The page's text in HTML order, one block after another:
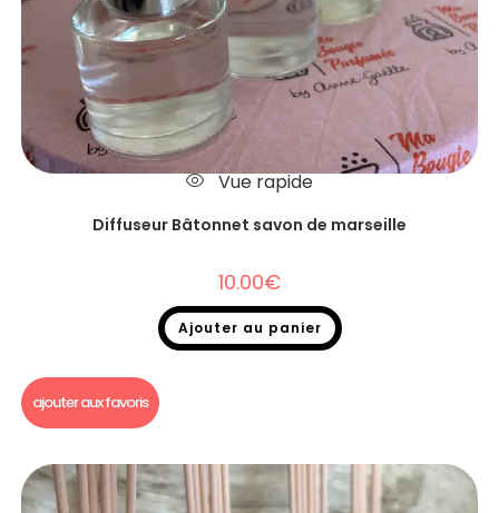
Vue rapide
Diffuseur Bâtonnet savon de marseille
10.00€
Ajouter au panier
ajouter aux favoris